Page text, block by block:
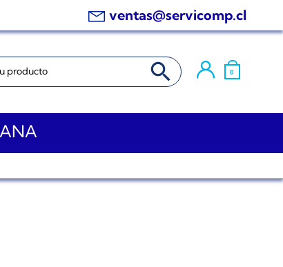
ventas@servicomp.cl
BOTÓN DE BÚSQUEDA
0